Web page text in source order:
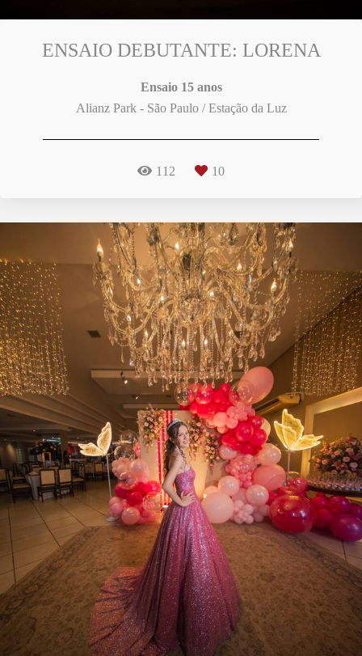
ENSAIO DEBUTANTE: LORENA
Ensaio 15 anos
Alianz Park - São Paulo / Estação da Luz
112 10